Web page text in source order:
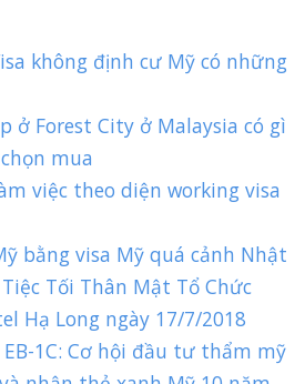
không định cư Mỹ có những
ở Forest City ở Malaysia có gì
mua
việc theo diện working visa
bằng visa Mỹ quá cảnh Nhật
Tối Thân Mật Tổ Chức
Hạ Long ngày 17/7/2018
1C: Cơ hội đầu tư thẩm mỹ